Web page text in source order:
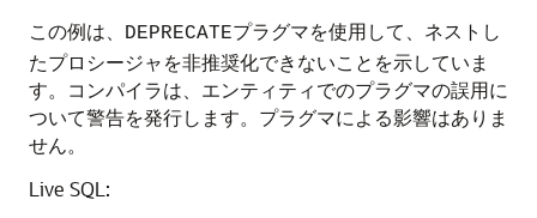
この例は、
DEPRECATEプラグマを使用して、ネストし
たプロシージャを非推奨化できないことを示していま
す。コンパイラは、エンティティでのプラグマの誤用に
ついて警告を発行します。プラグマによる影響はありま
せん。
Live SQL: